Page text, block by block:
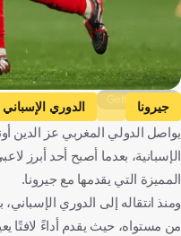
Getty Images
جيرونا الدوري الإسباني
المغرب
كرة قدم
يواصل الدولي المغربي عز الدين
الإسبانية، بعدما أصبح أحد
المميزة التي يقدمها مع جيرونا.
ومنذ انتقاله إلى الدوري
من مستواه، حيث يقدم أداءً لافتًا